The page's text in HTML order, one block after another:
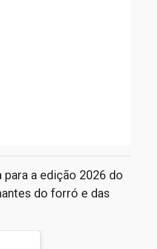
a edição 2026 do
do forró e das